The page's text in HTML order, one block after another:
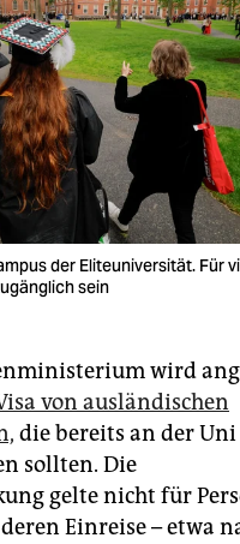
der Eliteuniversität. Für
sein
wird
von ausländischen
die bereits an der
sollten. Die
gelte nicht für
Einreise – etwa